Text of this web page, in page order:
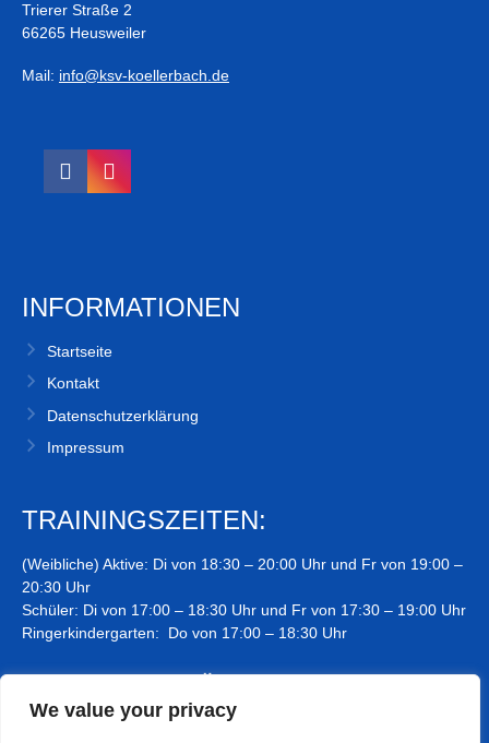
We value your privacy
Trierer Straße 2
66265 Heusweiler
Mail: info@ksv-koellerbach.de
INFORMATIONEN
Startseite
Kontakt
Datenschutzerklärung
Impressum
TRAININGSZEITEN:
(Weibliche) Aktive: Di von 18:30 – 20:00 Uhr und Fr von 19:00 –
20:30 Uhr
Schüler: Di von 17:00 – 18:30 Uhr und Fr von 17:30 – 19:00 Uhr
Ringerkindergarten: Do von 17:00 – 18:30 Uhr